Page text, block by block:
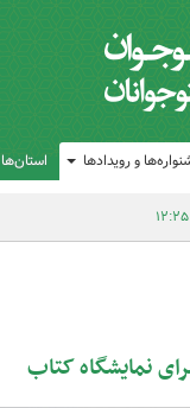
و رویدادها استان‌ها
نمایشگاه کتاب